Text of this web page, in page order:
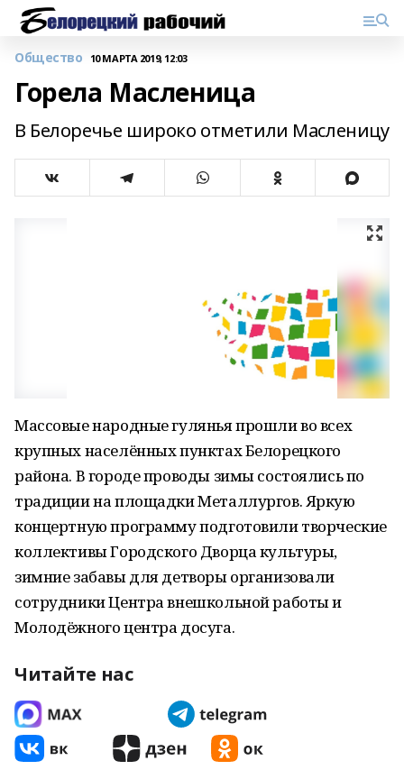
Общество 10 МАРТА 2019, 12:03
Горела Масленица
В Белоречье широко отметили Масленицу
Массовые народные гулянья прошли во всех
крупных населённых пунктах Белорецкого
района. В городе проводы зимы состоялись по
традиции на площадки Металлургов. Яркую
концертную программу подготовили творческие
коллективы Городского Дворца культуры,
зимние забавы для детворы организовали
сотрудники Центра внешкольной работы и
Молодёжного центра досуга.
Читайте нас